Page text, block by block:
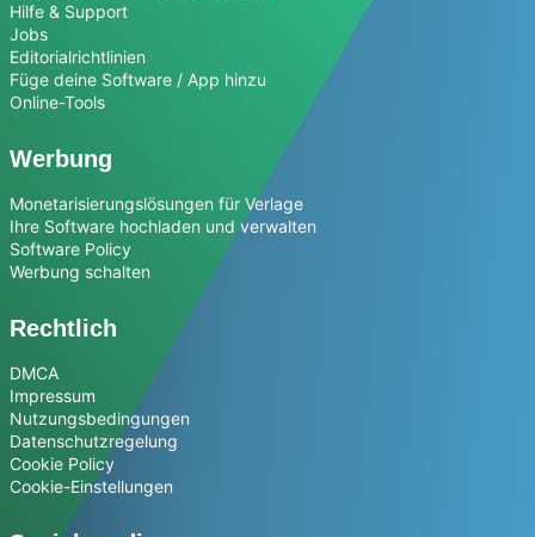
Hilfe & Support
Jobs
Editorialrichtlinien
Füge deine Software / App hinzu
Online-Tools
Werbung
Monetarisierungslösungen für Verlage
Ihre Software hochladen und verwalten
Software Policy
Werbung schalten
Rechtlich
DMCA
Impressum
Nutzungsbedingungen
Datenschutzregelung
Cookie Policy
Cookie-Einstellungen